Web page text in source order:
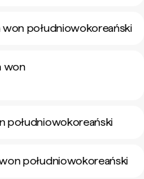
południowokoreański
won
południowokoreański
południowokoreański